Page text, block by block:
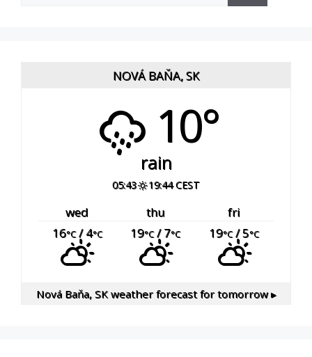
NOVÁ BAŇA, SK
10°
rain
05:43 19:44 CEST
wed thu
fri
16°C/ 4°C 19°C/ 7°C 19°C/ 5°C
Nová Baňa, SKweather forecast for tomorrow ▸